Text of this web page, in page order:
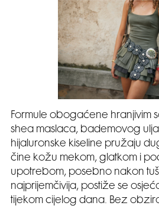
Formule obogaćene hranjivim
shea maslaca, bademovog
hijaluronske kiseline pružaju
čine kožu mekom, glatkom i
upotrebom, posebno nakon
najprijemčivija, postiže se
tijekom cijelog dana. Bez